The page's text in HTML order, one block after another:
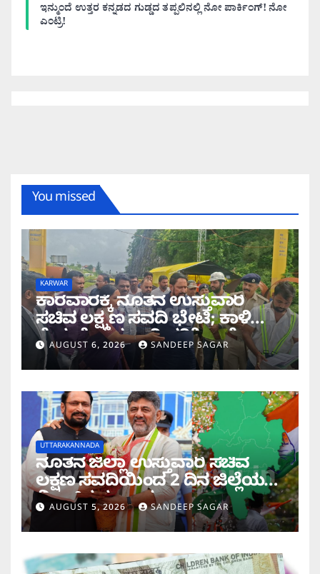
ಇನ್ಮುಂದೆ ಉತ್ತರ ಕನ್ನಡದ ಗುಡ್ಡದ ತಪ್ಪಲಿನಲ್ಲಿ ನೋ ಪಾರ್ಕಿಂಗ್! ನೋ
ಎಂಟ್ರಿ!
You missed
KARWAR
ಕಾರವಾರಕ್ಕೆ ನೂತನ ಉಸ್ತುವಾರಿ
ಸಚಿವ ಲಕ್ಷ್ಮಣ ಸವದಿ ಭೇಟಿ; ಕಾಳಿ
ಸೇತುವೆ ಕಾಮಗಾರಿ ಪರಿಶೀಲನೆ
AUGUST 6, 2026 SANDEEP SAGAR
UTTARAKANNADA
ನೂತನ ಜಿಲ್ಲಾ ಉಸ್ತುವಾರಿ ಸಚಿವ
ಲಕ್ಷಣ ಸವದಿಯಿಂದ 2 ದಿನ ಜಿಲ್ಲೆಯಲ್ಲಿ
ಮಿಂಚಿನ ಸಂಚಾರ
AUGUST 5, 2026 SANDEEP SAGAR